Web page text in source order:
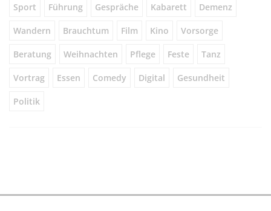
Sport Führung Gespräche Kabarett Demenz
Wandern Brauchtum Film Kino Vorsorge
Beratung Weihnachten Pflege Feste Tanz
Vortrag Essen Comedy Digital Gesundheit
Politik